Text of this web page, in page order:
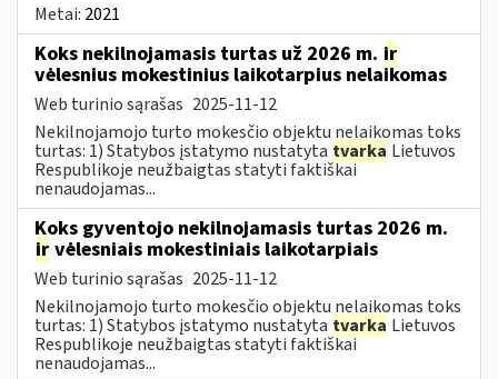
Metai: 2021
Koks nekilnojamasis turtas už 2026 m. ir
vėlesnius mokestinius laikotarpius nelaikomas
Web turinio sąrašas 2025-11-12
Nekilnojamojo turto mokesčio objektu nelaikomas toks
turtas: 1) Statybos įstatymo nustatyta tvarka Lietuvos
Respublikoje neužbaigtas statyti faktiškai
nenaudojamas...
Koks gyventojo nekilnojamasis turtas 2026 m.
ir vėlesniais mokestiniais laikotarpiais
Web turinio sąrašas 2025-11-12
Nekilnojamojo turto mokesčio objektu nelaikomas toks
turtas: 1) Statybos įstatymo nustatyta tvarka Lietuvos
Respublikoje neužbaigtas statyti faktiškai
nenaudojamas...